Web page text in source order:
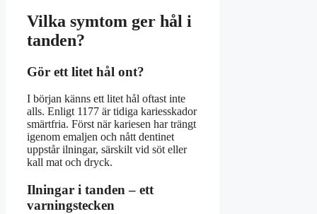
Vilka symtom ger hål i
tanden?
Gör ett litet hål ont?
I början känns ett litet hål oftast inte
alls. Enligt 1177 är tidiga kariesskador
smärtfria. Först när kariesen har trängt
igenom emaljen och nått dentinet
uppstår ilningar, särskilt vid söt eller
kall mat och dryck.
Ilningar i tanden – ett
varningstecken